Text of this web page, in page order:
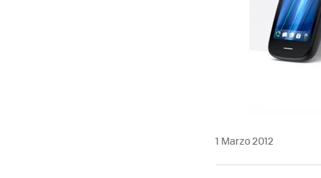
1 Marzo 2012